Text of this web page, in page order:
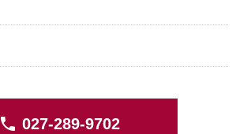
phone 027-289-9702